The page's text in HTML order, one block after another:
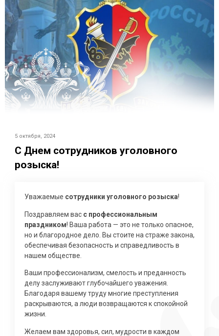
5 октября, 2024
С Днем сотрудников уголовного
розыска!
Уважаемые сотрудники уголовного розыска!
Поздравляем вас с профессиональным
праздником! Ваша работа — это не только опасное,
но и благородное дело. Вы стоите на страже закона,
обеспечивая безопасность и справедливость в
нашем обществе.
Ваши профессионализм, смелость и преданность
делу заслуживают глубочайшего уважения.
Благодаря вашему труду многие преступления
раскрываются, а люди возвращаются к спокойной
жизни.
Желаем вам здоровья, сил, мудрости в каждом